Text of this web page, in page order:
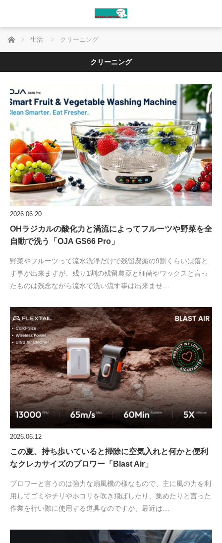
ホーム 生活 クリーニング
クリーニング
2026.06.20
OHラジカルの酸化力と渦流によってフルーツや野菜を全
自動で洗う「OJA GS66 Pro」
野菜やフルーツって流水洗浄だけで残留農薬の9割くらいは落と
す事が出来ますが、残り1割の残留農薬と細菌やワックスと言っ
たものは残念ながら流水で洗い流す事は出来ませ…
2026.06.12
この夏、持ち歩いていると掃除に空気入れと何かと便利
なクレカサイズのブロワー「Blast Air」
ブロワーと言うのは強力な扇風機の様なもので、主に風の力を利
用してゴミやチリやホコリを吹き飛ばしたり、集めたりと言った
作業を行い際に使用する道具なのですが、最近は…